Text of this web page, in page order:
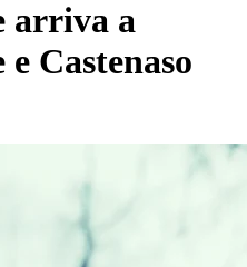
arriva a
Castenaso